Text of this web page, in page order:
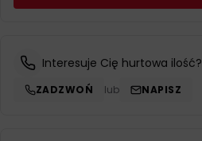
Interesuje Cię hurtowa ilość?
ZADZWOŃ lub NAPISZ